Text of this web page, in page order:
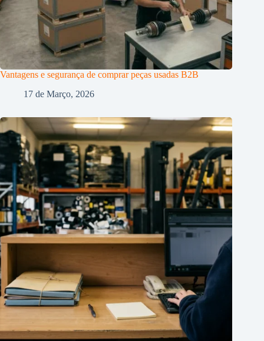
Vantagens e segurança de comprar peças usadas B2B
17 de Março, 2026